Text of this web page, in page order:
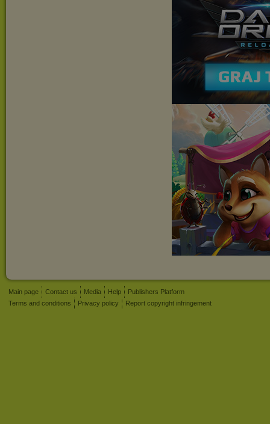
Main page Contact us Media Help
Publishers Platform
Terms and conditions
Privacy policy Report copyright infringement